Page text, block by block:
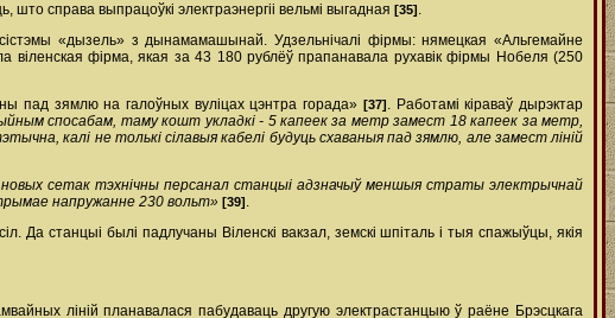
справа выпрацоўкі электраэнергіі вельмі выгадная [35].
«дызель» з дынама­машынай. Удзельнічалі фірмы: нямецкая «Альгемайне
віленская фірма, якая за 43 180 рублёў прапанавала рухавік фірмы Нобеля (250
пад зямлю на галоўных вуліцах цэнтра горада» [37]. Работамі кіраваў дырэктар
спосабам, таму кошт укладкі - 5 капеек за метр замест 18 капеек за метр,
калі не толькі сілавыя кабелі будуць схаваныя пад зямлю, але замест ліній
новых сетак тэхнічны персанал станцыі адзначыў меншыя страты электрычнай
напружанне 230 вольт» [39].
Да станцыі былі падлучаны Віленскі вакзал, земскі шпіталь і тыя спажыўцы, якія
ліній планавалася пабудаваць другую электрастанцыю ў раёне Брэсцкага